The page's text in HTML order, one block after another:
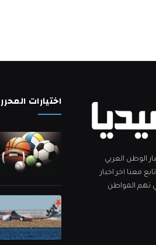
الوطن العربي
الأوسط والعالم، تأسست عام 2002. تابع معنا اخر اخبار
تهم المواطن
اختيارات المحرر